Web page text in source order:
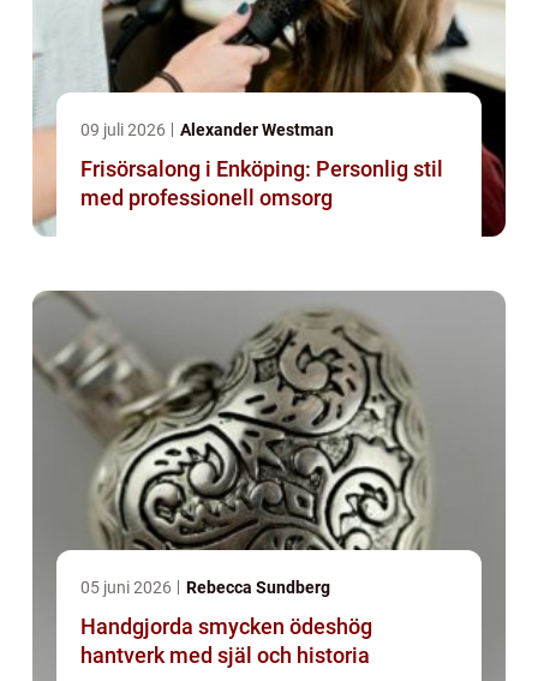
09 juli 2026 Alexander Westman
Frisörsalong i Enköping: Personlig stil
med professionell omsorg
05 juni 2026 Rebecca Sundberg
Handgjorda smycken ödeshög
hantverk med själ och historia